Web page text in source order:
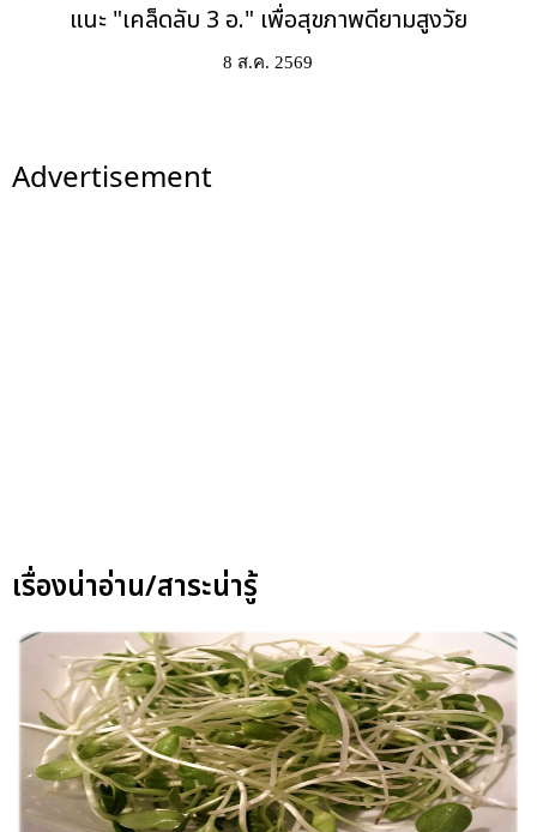
แนะ "เคล็ดลับ 3 อ." เพื่อสุขภาพดียามสูงวัย
8 ส.ค. 2569
Advertisement
เรื่องน่าอ่าน/สาระน่ารู้